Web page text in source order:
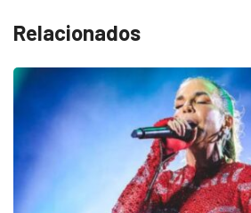
Relacionados